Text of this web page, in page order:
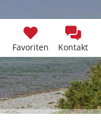
Favoriten Kontakt